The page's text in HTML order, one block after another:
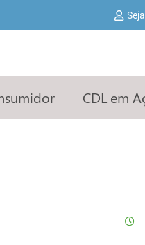
CDL em